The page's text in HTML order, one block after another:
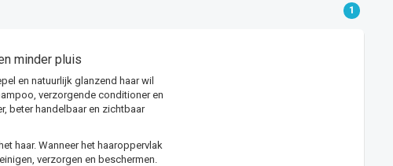
1
minder pluis
en natuurlijk glanzend haar wil
verzorgende conditioner en
beter handelbaar en zichtbaar
haar. Wanneer het haaroppervlak
verzorgen en beschermen.